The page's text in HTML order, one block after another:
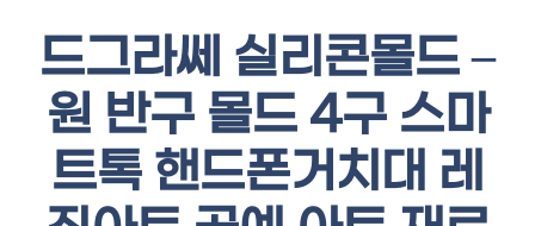
드그라쎄 실리콘몰드 –
원 반구 몰드 4구 스마
트톡 핸드폰거치대 레